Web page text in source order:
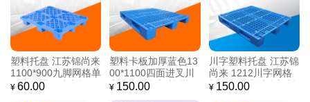
塑料托盘 江苏锦尚来
1100*900九脚网格单
面四面进叉防潮板 厂
¥ 60.00
塑料卡板加厚蓝色13
00*1100四面进叉川
字防潮卡板塑料 批发
¥ 150.00
川字塑料托盘 江苏锦
尚来 1212川字网格
加钢管防潮地台塑料
¥ 150.00